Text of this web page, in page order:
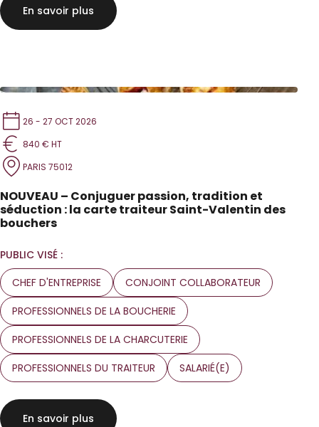
En savoir plus
26 - 27 OCT 2026
840 € HT
PARIS 75012
NOUVEAU – Conjuguer passion, tradition et
séduction : la carte traiteur Saint-Valentin des
bouchers
PUBLIC VISÉ :
CHEF D'ENTREPRISE
CONJOINT COLLABORATEUR
PROFESSIONNELS DE LA BOUCHERIE
PROFESSIONNELS DE LA CHARCUTERIE
PROFESSIONNELS DU TRAITEUR
SALARIÉ(E)
En savoir plus